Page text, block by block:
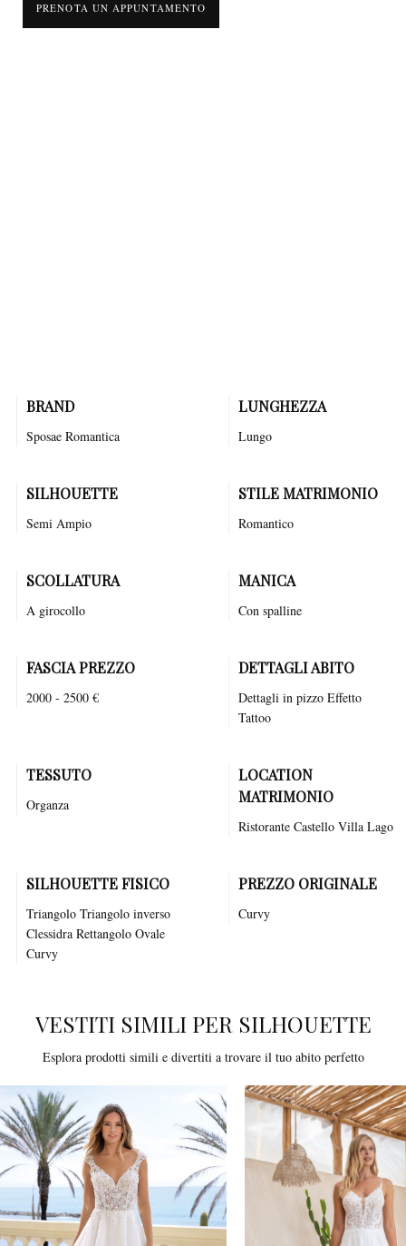
PRENOTA UN APPUNTAMENTO
BRAND
Sposae Romantica
LUNGHEZZA
Lungo
SILHOUETTE
Semi Ampio
STILE MATRIMONIO
Romantico
SCOLLATURA
A girocollo
MANICA
Con spalline
FASCIA PREZZO
2000 - 2500 €
DETTAGLI ABITO
Dettagli in pizzo Effetto
Tattoo
TESSUTO
Organza
LOCATION
MATRIMONIO
Ristorante Castello Villa Lago
SILHOUETTE FISICO
Triangolo Triangolo inverso
Clessidra Rettangolo Ovale
Curvy
PREZZO ORIGINALE
Curvy
VESTITI SIMILI PER SILHOUETTE
Esplora prodotti simili e divertiti a trovare il tuo abito perfetto